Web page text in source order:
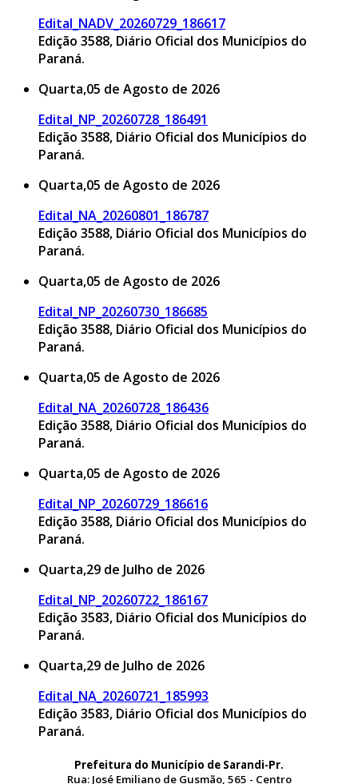
Edital_NADV_20260729_186617
Edição 3588, Diário Oficial dos Municípios do
Paraná.
Quarta,05 de Agosto de 2026
Edital_NP_20260728_186491
Edição 3588, Diário Oficial dos Municípios do
Paraná.
Quarta,05 de Agosto de 2026
Edital_NA_20260801_186787
Edição 3588, Diário Oficial dos Municípios do
Paraná.
Quarta,05 de Agosto de 2026
Edital_NP_20260730_186685
Edição 3588, Diário Oficial dos Municípios do
Paraná.
Quarta,05 de Agosto de 2026
Edital_NA_20260728_186436
Edição 3588, Diário Oficial dos Municípios do
Paraná.
Quarta,05 de Agosto de 2026
Edital_NP_20260729_186616
Edição 3588, Diário Oficial dos Municípios do
Paraná.
Quarta,29 de Julho de 2026
Edital_NP_20260722_186167
Edição 3583, Diário Oficial dos Municípios do
Paraná.
Quarta,29 de Julho de 2026
Edital_NA_20260721_185993
Edição 3583, Diário Oficial dos Municípios do
Paraná.
Prefeitura do Município de Sarandi-Pr.
Rua: José Emiliano de Gusmão, 565 - Centro